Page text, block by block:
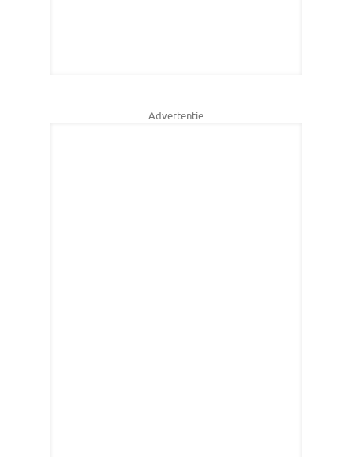
Advertentie